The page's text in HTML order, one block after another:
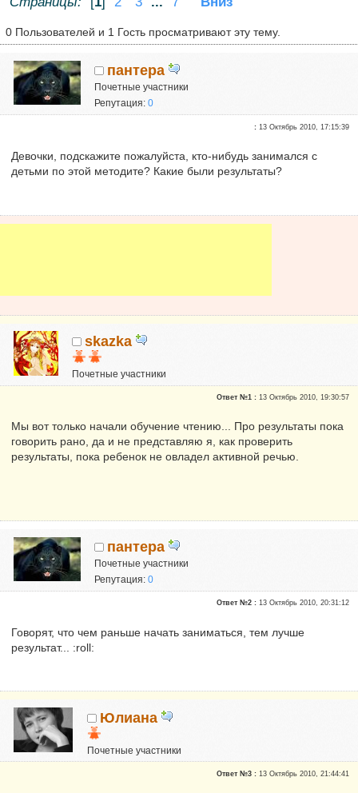
0 Пользователей и 1 Гость просматривают эту тему.
пантера
Почетные участники
Репутация: 0
:13 Октябрь 2010, 17:15:39
Девочки, подскажите пожалуйста, кто-нибудь занимался с
детьми по этой методите? Какие были результаты?
skazka
Почетные участники
Репутация:0
Ответ №1 :13 Октябрь 2010, 19:30:57
Мы вот только начали обучение чтению... Про результаты пока
говорить рано, да и не представляю я, как проверить
результаты, пока ребенок не овладел активной речью.
пантера
Почетные участники
Репутация: 0
Ответ №2 :13 Октябрь 2010, 20:31:12
Говорят, что чем раньше начать заниматься, тем лучше
результат... :roll:
Юлиана
Почетные участники
Ответ №3 :13 Октябрь 2010, 21:44:41